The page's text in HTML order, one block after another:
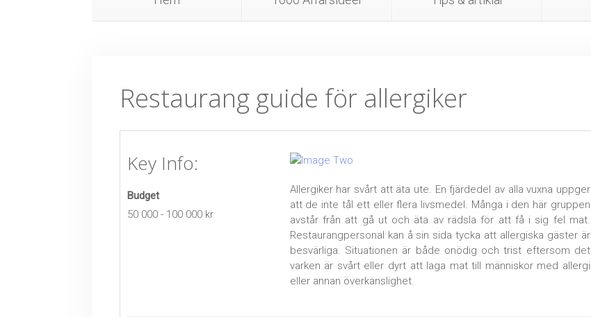
Restaurang guide för allergiker
Key Info:
Budget
50 000 - 100 000 kr
Allergiker har svårt att äta ute. En fjärdedel av alla vuxna uppger
att de inte tål ett eller flera livsmedel. Många i den här gruppen
avstår från att gå ut och äta av rädsla för att få i sig fel mat.
Restaurangpersonal kan å sin sida tycka att allergiska gäster är
besvärliga. Situationen är både onödig och trist eftersom det
varken är svårt eller dyrt att laga mat till människor med allergi
eller annan överkänslighet.